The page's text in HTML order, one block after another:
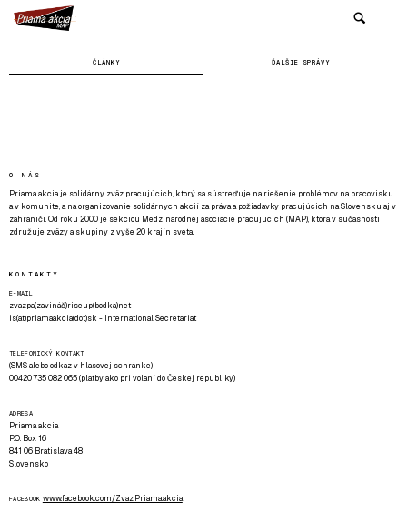
ČLÁNKY ĎALŠIE SPRÁVY
O NÁS
Priama akcia je solidárny zväz pracujúcich, ktorý sa sústreďuje na riešenie problémov na pracovisku
a v komunite, a na organizovanie solidárnych akcií za práva a požiadavky pracujúcich na Slovensku aj v
zahraničí. Od roku 2000 je sekciou Medzinárodnej asociácie pracujúcich (MAP), ktorá v súčasnosti
združuje zväzy a skupiny z vyše 20 krajín sveta.
KONTAKTY
E-MAIL
zvazpa(zavináč)riseup(bodka)net
is(at)priamaakcia(dot)sk - International Secretariat
TELEFONICKÝ KONTAKT
(SMS alebo odkaz v hlasovej schránke):
00420 735 082 065 (platby ako pri volaní do Českej republiky)
ADRESA
Priama akcia
P.O. Box 16
841 06 Bratislava 48
Slovensko
FACEBOOK www.facebook.com/Zvaz.Priama.akcia